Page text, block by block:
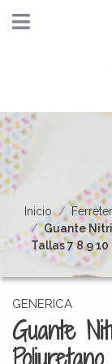
Inicio
Guante
Tallas 7 8 9 10
GENERICA
Guante